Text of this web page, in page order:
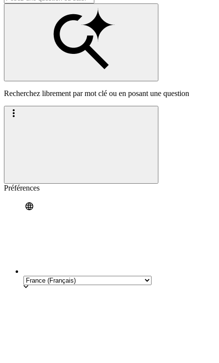
Recherchez librement par mot clé ou en posant une question
Préférences